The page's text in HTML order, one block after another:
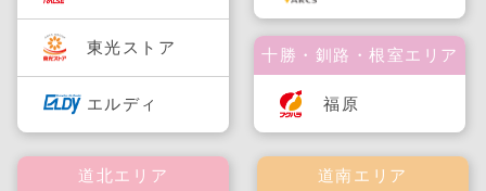
東光ストア
エルディ
道南エリア
道北エリア
十勝・釧路・根室エリア
福原